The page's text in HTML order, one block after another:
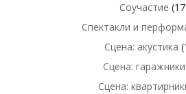
Соучастие
Спектакли и
Сцена: акустика
Сцена: гаражники
Сцена: